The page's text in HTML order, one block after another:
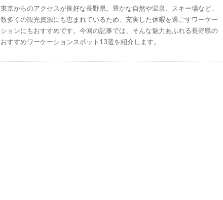
東京からのアクセスが良好な長野県。豊かな自然や温泉、スキー場など、
数多くの観光資源にも恵まれているため、充実した休暇を過ごすワーケー
ションにもおすすめです。今回の記事では、そんな魅力あふれる長野県の
おすすめワーケーションスポット13選を紹介します。